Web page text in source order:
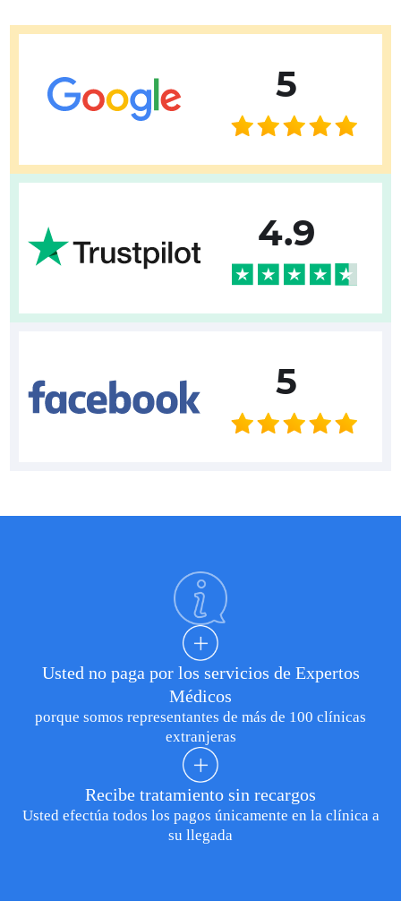
5
4.9
5
Usted no paga por los servicios de Expertos
Médicos
porque somos representantes de más de 100 clínicas
extranjeras
Recibe tratamiento sin recargos
Usted efectúa todos los pagos únicamente en la clínica a
su llegada